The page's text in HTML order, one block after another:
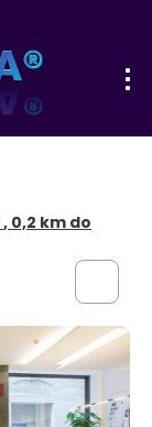
, 0,2 km do